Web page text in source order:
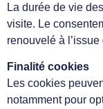
La durée de vie
visite. Le
renouvelé à
Finalité cookies
Les cookies
notamment pour